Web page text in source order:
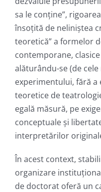
sa le conține”,
însoțită de neliniștea
teoretică” a formelor
contemporane,
alăturându-se (de
experimentului, fără a
teoretice de
egală măsură, pe
conceptuale și
interpretărilor
În acest context,
organizare
de doctorat oferă un